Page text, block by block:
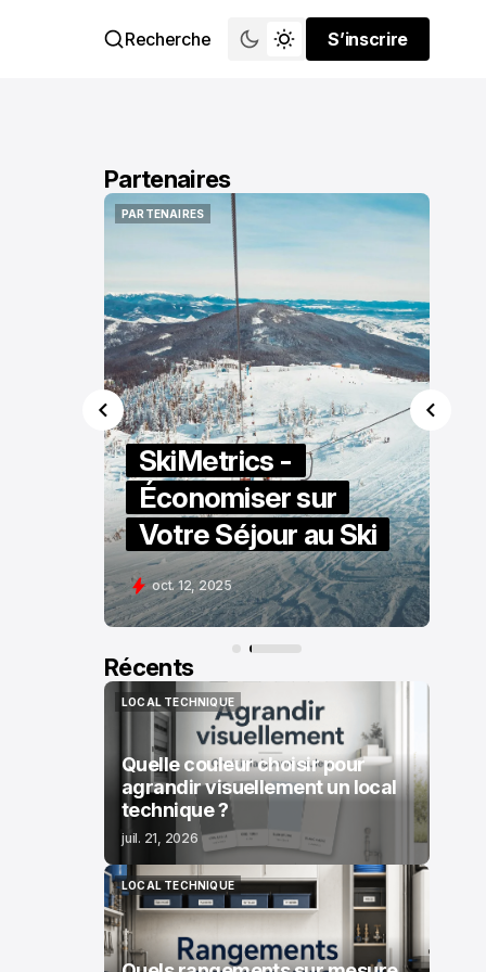
Recherche
S’inscrire
S’inscrire
Partenaires
PARTENAIRES
SkiMetrics -
Économiser sur
Votre Séjour au Ski
oct. 12, 2025
Récents
LOCAL TECHNIQUE
LOCAL TECHNIQUE
Quelle couleur choisir pour
agrandir visuellement un local
technique ?
juil. 21, 2026
LOCAL TECHNIQUE
LOCAL TECHNIQUE